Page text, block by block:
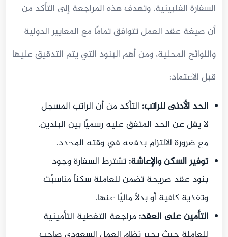
السفارة الفلبينية، وتهدف هذه المراجعة إلى التأكد من
أن صيغة عقد العمل تتوافق تمامًا مع المعايير الدولية
واللوائح المحلية، ومن أهم البنود التي يتم التدقيق عليها
قبل الاعتماد:
الحد الأدنى للراتب: التأكد من أن الراتب المسجل
لا يقل عن الحد المتفق عليه رسميًا بين البلدين،
مع ضرورة الالتزام بدفعه في وقته المحدد.
توفير السكن والإعاشة: تشترط السفارة وجود
بنود عقد صريحة تضمن للعاملة سكناً مناسبًت
وتغذية كافية أو بدلًا ماليًا عنها.
التأمين على العقد: مراجعة التغطية التأمينية